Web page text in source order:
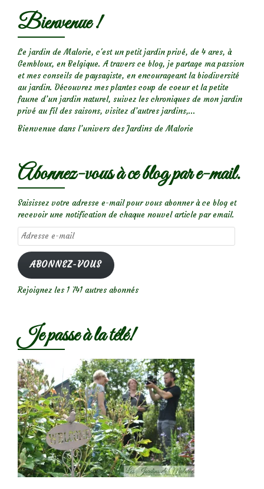
Bienvenue !
Le jardin de Malorie, c'est un petit jardin privé, de 4 ares, à
Gembloux, en Belgique. A travers ce blog, je partage ma passion
et mes conseils de paysagiste, en encourageant la biodiversité
au jardin. Découvrez mes plantes coup de coeur et la petite
faune d’un jardin naturel, suivez les chroniques de mon jardin
privé au fil des saisons, visitez d’autres jardins,...
Bienvenue dans l’univers des Jardins de Malorie
Abonnez-vous à ce blog par e-mail.
Saisissez votre adresse e-mail pour vous abonner à ce blog et
recevoir une notification de chaque nouvel article par email.
Adresse
e-
mail
ABONNEZ-VOUS
Rejoignez les 1 741 autres abonnés
Je passe à la télé!